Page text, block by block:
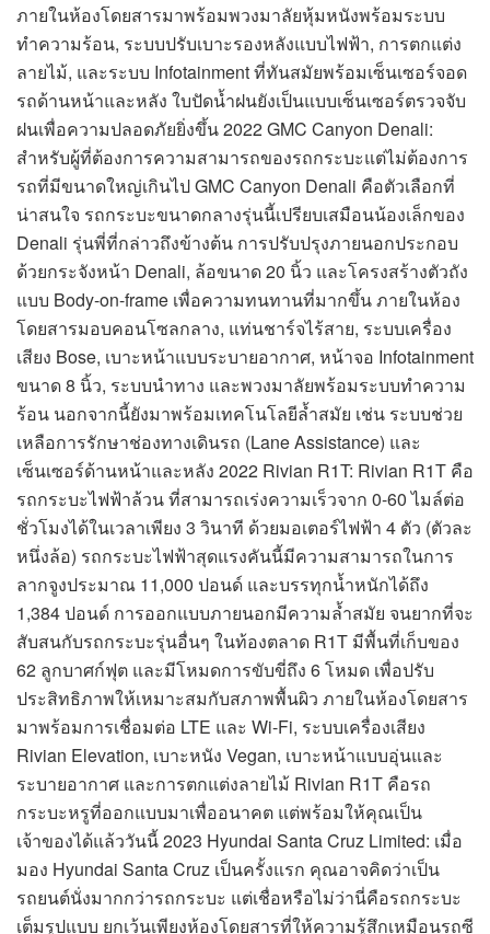
ภายในห้องโดยสารมาพร้อมพวงมาลัยหุ้มหนังพร้อมระบบ
ทำความร้อน, ระบบปรับเบาะรองหลังแบบไฟฟ้า, การตกแต่ง
ลายไม้, และระบบ Infotainment ที่ทันสมัยพร้อมเซ็นเซอร์จอด
รถด้านหน้าและหลัง ใบปัดน้ำฝนยังเป็นแบบเซ็นเซอร์ตรวจจับ
ฝนเพื่อความปลอดภัยยิ่งขึ้น 2022 GMC Canyon Denali:
สำหรับผู้ที่ต้องการความสามารถของรถกระบะแต่ไม่ต้องการ
รถที่มีขนาดใหญ่เกินไป GMC Canyon Denali คือตัวเลือกที่
น่าสนใจ รถกระบะขนาดกลางรุ่นนี้เปรียบเสมือนน้องเล็กของ
Denali รุ่นพี่ที่กล่าวถึงข้างต้น การปรับปรุงภายนอกประกอบ
ด้วยกระจังหน้า Denali, ล้อขนาด 20 นิ้ว และโครงสร้างตัวถัง
แบบ Body-on-frame เพื่อความทนทานที่มากขึ้น ภายในห้อง
โดยสารมอบคอนโซลกลาง, แท่นชาร์จไร้สาย, ระบบเครื่อง
เสียง Bose, เบาะหน้าแบบระบายอากาศ, หน้าจอ Infotainment
ขนาด 8 นิ้ว, ระบบนำทาง และพวงมาลัยพร้อมระบบทำความ
ร้อน นอกจากนี้ยังมาพร้อมเทคโนโลยีล้ำสมัย เช่น ระบบช่วย
เหลือการรักษาช่องทางเดินรถ (Lane Assistance) และ
เซ็นเซอร์ด้านหน้าและหลัง 2022 Rivian R1T: Rivian R1T คือ
รถกระบะไฟฟ้าล้วน ที่สามารถเร่งความเร็วจาก 0-60 ไมล์ต่อ
ชั่วโมงได้ในเวลาเพียง 3 วินาที ด้วยมอเตอร์ไฟฟ้า 4 ตัว (ตัวละ
หนึ่งล้อ) รถกระบะไฟฟ้าสุดแรงคันนี้มีความสามารถในการ
ลากจูงประมาณ 11,000 ปอนด์ และบรรทุกน้ำหนักได้ถึง
1,384 ปอนด์ การออกแบบภายนอกมีความล้ำสมัย จนยากที่จะ
สับสนกับรถกระบะรุ่นอื่นๆ ในท้องตลาด R1T มีพื้นที่เก็บของ
62 ลูกบาศก์ฟุต และมีโหมดการขับขี่ถึง 6 โหมด เพื่อปรับ
ประสิทธิภาพให้เหมาะสมกับสภาพพื้นผิว ภายในห้องโดยสาร
มาพร้อมการเชื่อมต่อ LTE และ Wi-Fi, ระบบเครื่องเสียง
Rivian Elevation, เบาะหนัง Vegan, เบาะหน้าแบบอุ่นและ
ระบายอากาศ และการตกแต่งลายไม้ Rivian R1T คือรถ
กระบะหรูที่ออกแบบมาเพื่ออนาคต แต่พร้อมให้คุณเป็น
เจ้าของได้แล้ววันนี้ 2023 Hyundai Santa Cruz Limited: เมื่อ
มอง Hyundai Santa Cruz เป็นครั้งแรก คุณอาจคิดว่าเป็น
รถยนต์นั่งมากกว่ารถกระบะ แต่เชื่อหรือไม่ว่านี่คือรถกระบะ
เต็มรูปแบบ ยกเว้นเพียงห้องโดยสารที่ให้ความรู้สึกเหมือนรถซี